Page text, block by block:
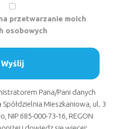
przetwarzanie moich
osobowych
Pana/Pani danych
Mieszkaniowa, ul. 3
NIP 685-000-73-16, REGON